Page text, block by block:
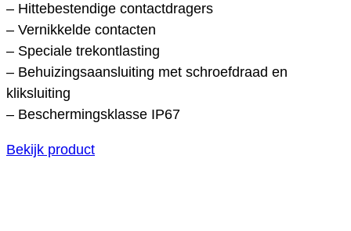
– Hittebestendige contactdragers
– Vernikkelde contacten
– Speciale trekontlasting
– Behuizingsaansluiting met schroefdraad en
kliksluiting
– Beschermingsklasse IP67
Bekijk product